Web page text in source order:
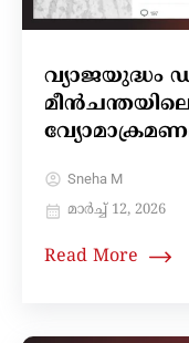
വ്യാജയുദ്ധം
Sneha M
മാർച്ച്‌ 12, 2026
Read More